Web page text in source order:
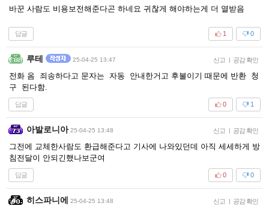
바꾼 사람도 비용보전해준다곤 하네요 귀찮게 해야하는게 더 열받음
답글 0
1
루테 25-04-25 13:47 신고 | 공감 확인
전화 옴 죄송하다고 문자는 자동 안내한거고 후불이기 때문에 반환 청
구 된다함.
답글 1
0
아발로니아 25-04-25 13:48 신고 | 공감 확인
그전에 교체한사람도 환급해준다고 기사에 나와있던데 아직 세세하게 방
침전달이 안되긴했나보군여
답글 0
0
히스파니에 25-04-25 13:48 신고 | 공감 확인